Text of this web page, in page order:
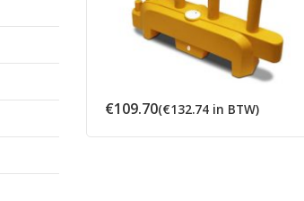
€109.70(€132.74 in BTW)